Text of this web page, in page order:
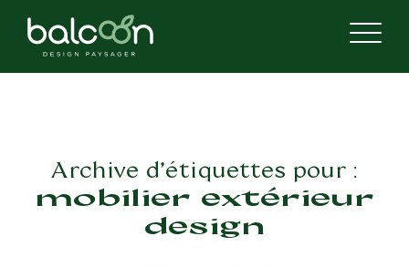
Archive d’étiquettes pour :
mobilier extérieur
design